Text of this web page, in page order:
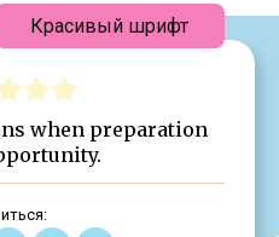
when preparation
Красивый шрифт